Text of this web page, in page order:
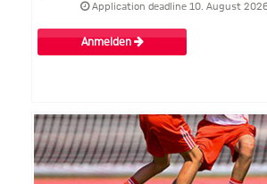
Application deadline 10. August
Anmelden